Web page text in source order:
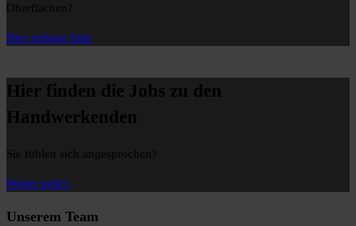
Oberflächen?
Hier entlang bitte
Hier finden die Jobs zu den
Handwerkenden
Sie fühlen sich angesprochen?
Weiter geht's
Unserem Team